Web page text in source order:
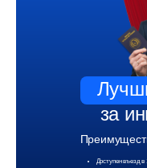
за
Доступен въезд в